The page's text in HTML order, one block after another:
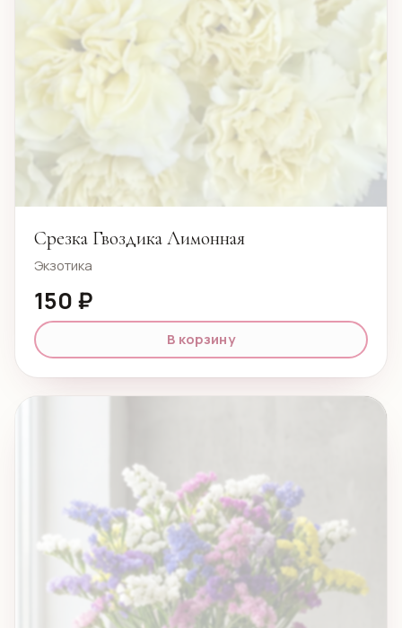
Срезка Гвоздика Лимонная
Экзотика
150 ₽
В корзину